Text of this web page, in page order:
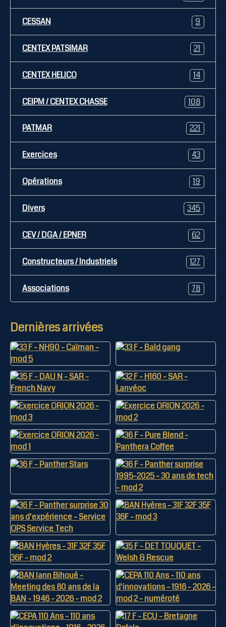
CESSAN 9
CENTEX PATSIMAR 21
CENTEX HELICO 14
CEIPM / CENTEX CHASSE 108
PATMAR 221
Exercices 43
Opérations 19
Divers 345
CEV / DGA / EPNER 62
Constructeurs / Industriels 127
Associations 78
Dernières arrivées